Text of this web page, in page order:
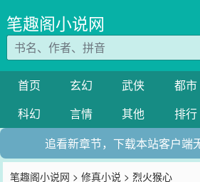
笔趣阁小说网
首页 玄幻 武侠 都市
科幻
言情 其他 排行
追看新章节，下载本站客户端
笔趣阁小说网 >修真小说 > 烈火猴心